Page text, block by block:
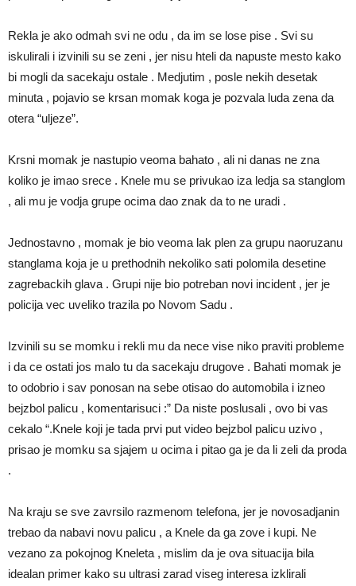
Rekla je ako odmah svi ne odu , da im se lose pise . Svi su
iskulirali i izvinili su se zeni , jer nisu hteli da napuste mesto kako
bi mogli da sacekaju ostale . Medjutim , posle nekih desetak
minuta , pojavio se krsan momak koga je pozvala luda zena da
otera “uljeze”.
Krsni momak je nastupio veoma bahato , ali ni danas ne zna
koliko je imao srece . Knele mu se privukao iza ledja sa stanglom
, ali mu je vodja grupe ocima dao znak da to ne uradi .
Jednostavno , momak je bio veoma lak plen za grupu naoruzanu
stanglama koja je u prethodnih nekoliko sati polomila desetine
zagrebackih glava . Grupi nije bio potreban novi incident , jer je
policija vec uveliko trazila po Novom Sadu .
Izvinili su se momku i rekli mu da nece vise niko praviti probleme
i da ce ostati jos malo tu da sacekaju drugove . Bahati momak je
to odobrio i sav ponosan na sebe otisao do automobila i izneo
bejzbol palicu , komentarisuci :” Da niste poslusali , ovo bi vas
cekalo “.Knele koji je tada prvi put video bejzbol palicu uzivo ,
prisao je momku sa sjajem u ocima i pitao ga je da li zeli da proda
.
Na kraju se sve zavrsilo razmenom telefona, jer je novosadjanin
trebao da nabavi novu palicu , a Knele da ga zove i kupi. Ne
vezano za pokojnog Kneleta , mislim da je ova situacija bila
idealan primer kako su ultrasi zarad viseg interesa izklirali